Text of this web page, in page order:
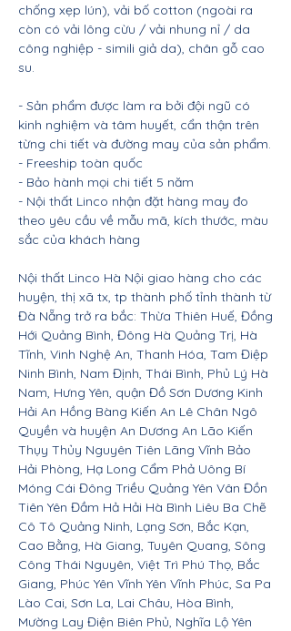
chống xẹp lún), vải bố cotton (ngoài ra
còn có vải lông cừu / vải nhung nỉ / da
công nghiệp - simili giả da), chân gỗ cao
su.
- Sản phẩm được làm ra bởi đội ngũ có
kinh nghiệm và tâm huyết, cẩn thận trên
từng chi tiết và đường may của sản phẩm.
- Freeship toàn quốc
- Bảo hành mọi chi tiết 5 năm
- Nội thất Linco nhận đặt hàng may đo
theo yêu cầu về mẫu mã, kích thước, màu
sắc của khách hàng
Nội thất Linco Hà Nội giao hàng cho các
huyện, thị xã tx, tp thành phố tỉnh thành từ
Đà Nẵng trở ra bắc: Thừa Thiên Huế, Đồng
Hới Quảng Bình, Đông Hà Quảng Trị, Hà
Tĩnh, Vinh Nghệ An, Thanh Hóa, Tam Điệp
Ninh Bình, Nam Định, Thái Bình, Phủ Lý Hà
Nam, Hưng Yên, quận Đồ Sơn Dương Kinh
Hải An Hồng Bàng Kiến An Lê Chân Ngô
Quyền và huyện An Dương An Lão Kiến
Thụy Thủy Nguyên Tiên Lãng Vĩnh Bảo
Hải Phòng, Hạ Long Cẩm Phả Uông Bí
Móng Cái Đông Triều Quảng Yên Vân Đồn
Tiên Yên Đầm Hả Hải Hà Bình Liêu Ba Chẽ
Cô Tô Quảng Ninh, Lạng Sơn, Bắc Kạn,
Cao Bằng, Hà Giang, Tuyên Quang, Sông
Công Thái Nguyên, Việt Trì Phú Thọ, Bắc
Giang, Phúc Yên Vĩnh Yên Vĩnh Phúc, Sa Pa
Lào Cai, Sơn La, Lai Châu, Hòa Bình,
Mường Lay Điện Biên Phủ, Nghĩa Lộ Yên